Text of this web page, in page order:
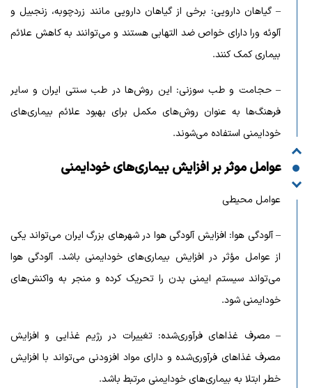
– گیاهان دارویی: برخی از گیاهان دارویی مانند زردچوبه، زنجبیل و
آلوئه ‌ورا دارای خواص ضد التهابی هستند و می‌توانند به کاهش علائم
بیماری کمک کنند.
– حجامت و طب سوزنی: این روش‌ها در طب سنتی ایران و سایر
فرهنگ‌ها به عنوان روش‌های مکمل برای بهبود علائم بیماری‌های
خودایمنی استفاده می‌شوند.
عوامل موثر بر افزایش بیماری‌های خودایمنی
عوامل محیطی
– آلودگی هوا: افزایش آلودگی هوا در شهرهای بزرگ ایران می‌تواند یکی
از عوامل مؤثر در افزایش بیماری‌های خودایمنی باشد. آلودگی هوا
می‌تواند سیستم ایمنی بدن را تحریک کرده و منجر به واکنش‌های
خودایمنی شود.
– مصرف غذاهای فرآوری‌شده: تغییرات در رژیم غذایی و افزایش
مصرف غذاهای فرآوری‌شده و دارای مواد افزودنی می‌تواند با افزایش
خطر ابتلا به بیماری‌های خودایمنی مرتبط باشد.